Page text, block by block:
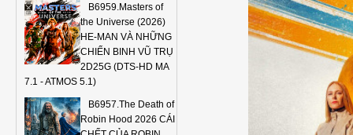
B6959.Masters of
the Universe (2026)
HE-MAN VÀ NHỮNG
CHIẾN BINH VŨ TRỤ
2D25G (DTS-HD MA
7.1 - ATMOS 5.1)
B6957.The Death of
Robin Hood 2026 CÁI